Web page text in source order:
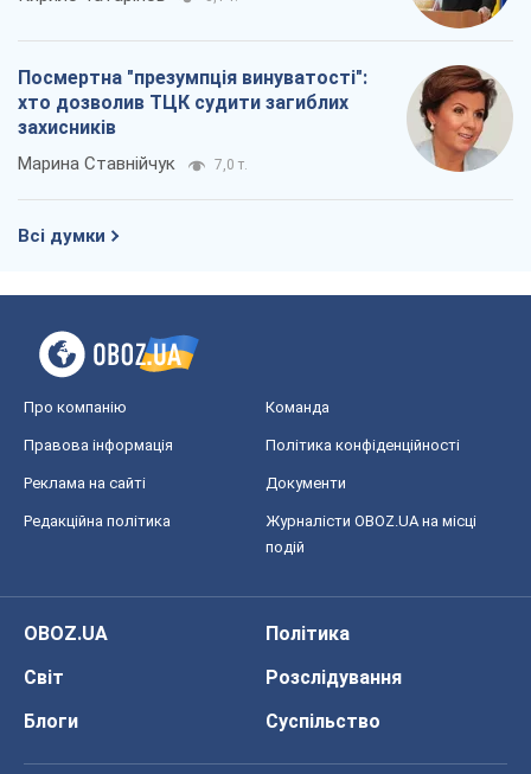
Посмертна "презумпція винуватості":
хто дозволив ТЦК судити загиблих
захисників
Марина Ставнійчук 7,0 т.
Всі думки
Про компанію Команда
Правова інформація Політика конфіденційності
Реклама на сайті Документи
Редакційна політика
Журналісти OBOZ.UA на місці
подій
OBOZ.UA
Політика
Світ
Розслідування
Блоги
Суспільство